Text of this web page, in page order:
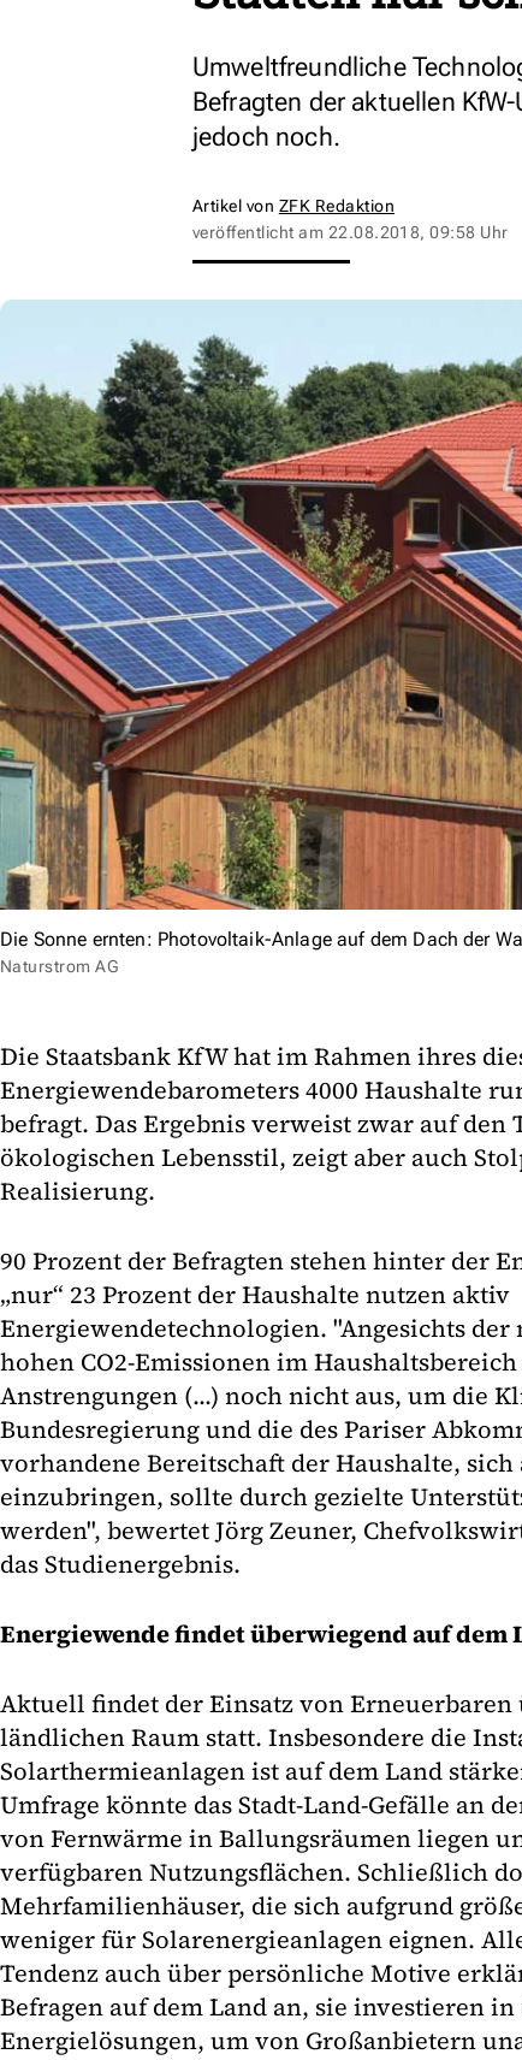
Umweltfreundliche
Befragten der aktuellen
jedoch noch.
Artikel von ZFK Redaktion
veröffentlicht am 22.08.2018, 09:58 Uhr
Die Sonne ernten: Photovoltaik-Anlage auf dem Dach der
Naturstrom AG
Die Staatsbank KfW hat im Rahmen ihres
Energiewendebarometers 4000 Haushalte
befragt. Das Ergebnis verweist zwar auf den
ökologischen Lebensstil, zeigt aber auch
Realisierung.
90 Prozent der Befragten stehen hinter der
„nur“ 23 Prozent der Haushalte nutzen aktiv
Energiewendetechnologien. "Angesichts
hohen CO2-Emissionen im
Anstrengungen (...) noch nicht aus, um die
Bundesregierung und die des Pariser
vorhandene Bereitschaft der Haushalte,
einzubringen, sollte durch gezielte
werden", bewertet Jörg Zeuner,
das Studienergebnis.
Energiewende findet überwiegend auf dem
Aktuell findet der Einsatz von
ländlichen Raum statt. Insbesondere die
Solarthermieanlagen ist auf dem Land
Umfrage könnte das Stadt-Land-Gefälle an
von Fernwärme in Ballungsräumen liegen
verfügbaren Nutzungsflächen. Schließlich
Mehrfamilienhäuser, die sich aufgrund
weniger für Solarenergieanlagen eignen.
Tendenz auch über persönliche Motive
Befragen auf dem Land an, sie investieren
Energielösungen, um von Großanbietern